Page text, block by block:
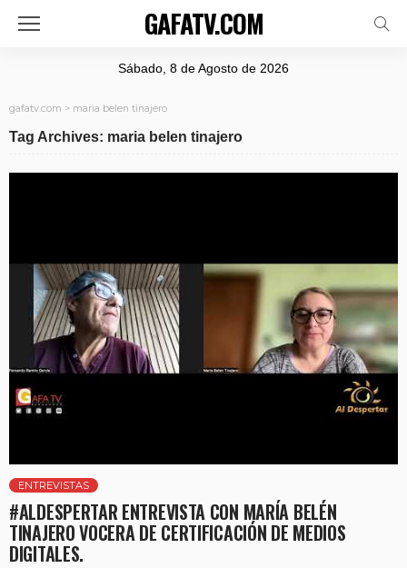
GAFATV.COM
Sábado, 8 de Agosto de 2026
gafatv.com > maria belen tinajero
Tag Archives: maria belen tinajero
ENTREVISTAS
#ALDESPERTAR ENTREVISTA CON MARÍA BELÉN
TINAJERO VOCERA DE CERTIFICACIÓN DE MEDIOS
DIGITALES.